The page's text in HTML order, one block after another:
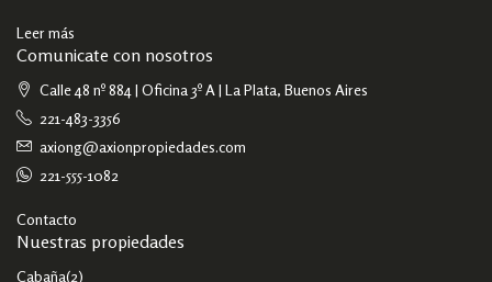
Leer más
Comunicate con nosotros
Calle 48 nº 884 | Oficina 3º A | La Plata, Buenos Aires
221-483-3356
axiong@axionpropiedades.com
221-555-1082
Contacto
Nuestras propiedades
Cabaña(2)